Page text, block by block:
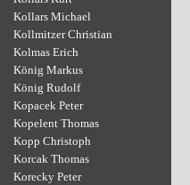
Kollars Michael
Kollmitzer Christian
Kolmas Erich
König Markus
König Rudolf
Kopacek Peter
Kopelent Thomas
Kopp Christoph
Korcak Thomas
Korecky Peter